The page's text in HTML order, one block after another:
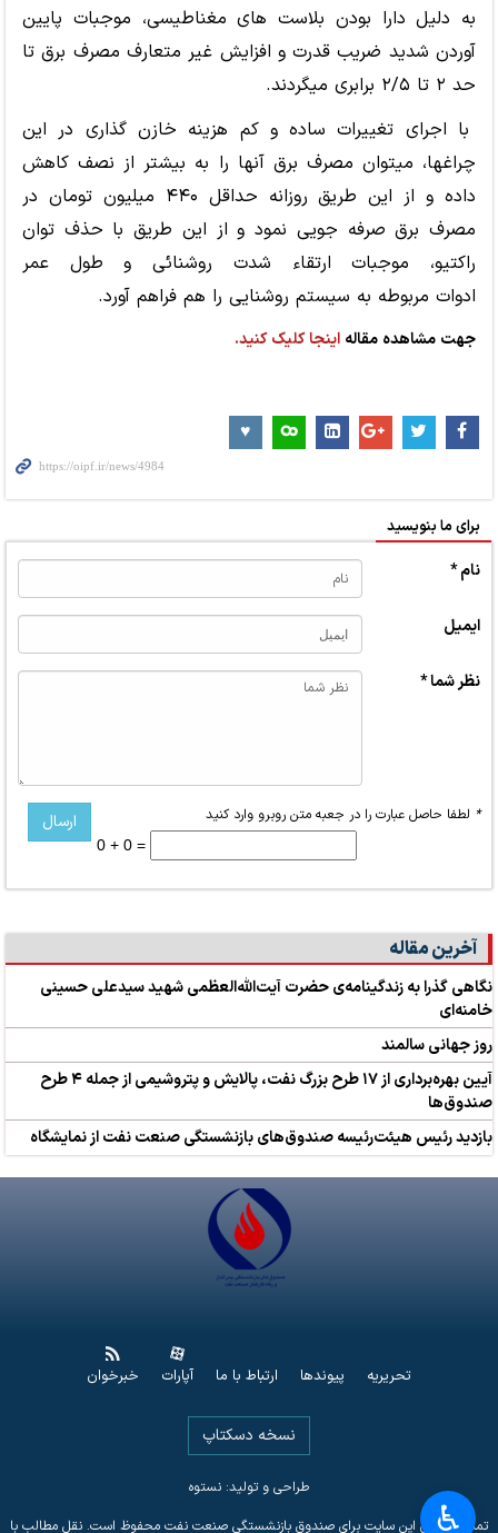
به دلیل دارا بودن بلاست های مغناطیسی، موجبات پایین
آوردن شدید ضریب قدرت و افزایش غیر متعارف مصرف برق تا
حد ۲ تا ۲/۵ برابری میگردند.
با اجرای تغییرات ساده و کم هزینه خازن گذاری در این
چراغها، میتوان مصرف برق آنها را به بیشتر از نصف کاهش
داده و از این طریق روزانه حداقل ۴۴۰ میلیون تومان در
مصرف برق صرفه جویی نمود و از این طریق با حذف توان
راکتیو، موجبات ارتقاء شدت روشنائی و طول عمر
ادوات مربوطه به سیستم روشنایی را هم فراهم آورد.
جهت مشاهده مقاله اینجا کلیک کنید.
برای ما بنویسید
نام *
ایمیل
نظر شما *
* لطفا حاصل عبارت را در جعبه متن روبرو وارد کنید
0 + 0 =
آخرین مقاله
نگاهی گذرا به زندگینامه‌ی حضرت آیت‌الله‌العظمی شهید سیدعلی حسینی
خامنه‌ای
روز جهانی سالمند
آیین بهره‌برداری از ۱۷ طرح بزرگ نفت، پالایش و پتروشیمی از جمله ۴ طرح‌
صندوق‌ها
بازدید رئیس هیئت‌رئیسه صندوق‌های بازنشستگی صنعت نفت از نمایشگاه
تحریریه پیوندها ارتباط با ما آپارات خبرخوان
نسخه دسکتاپ
طراحی و تولید: نستوه
تمامی حقوق این سایت برای صندوق بازنشستگی صنعت نفت محفوظ است. نقل مطالب با
♿︎